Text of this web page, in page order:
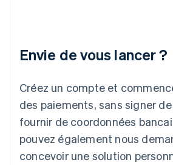
Envie de vous lancer ?
Créez un compte et
des paiements, sans signer
fournir de coordonnées
pouvez également nous
concevoir une solution
Deutsch English
Luxembourg
FrançaisDeutsch English
Malaisie
English 简体中文
Malte
English